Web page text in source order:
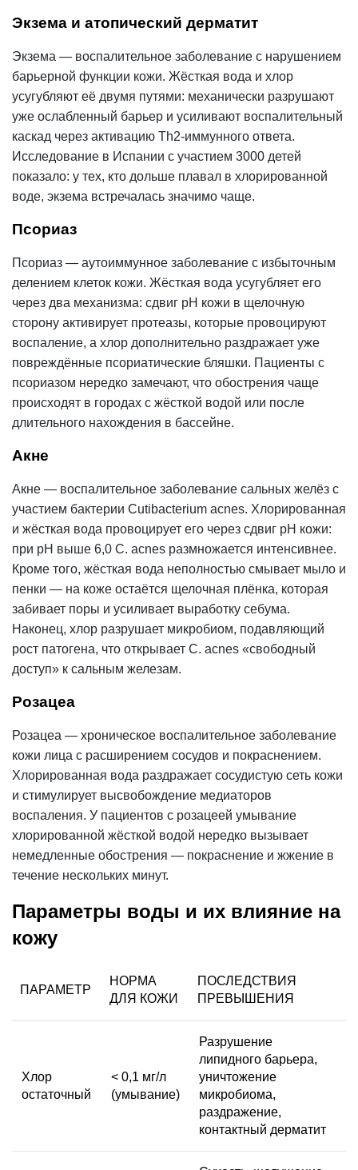
Экзема и атопический дерматит
Экзема — воспалительное заболевание с нарушением
барьерной функции кожи. Жёсткая вода и хлор
усугубляют её двумя путями: механически разрушают
уже ослабленный барьер и усиливают воспалительный
каскад через активацию Th2-иммунного ответа.
Исследование в Испании с участием 3000 детей
показало: у тех, кто дольше плавал в хлорированной
воде, экзема встречалась значимо чаще.
Псориаз
Псориаз — аутоиммунное заболевание с избыточным
делением клеток кожи. Жёсткая вода усугубляет его
через два механизма: сдвиг pH кожи в щелочную
сторону активирует протеазы, которые провоцируют
воспаление, а хлор дополнительно раздражает уже
повреждённые псориатические бляшки. Пациенты с
псориазом нередко замечают, что обострения чаще
происходят в городах с жёсткой водой или после
длительного нахождения в бассейне.
Акне
Акне — воспалительное заболевание сальных желёз с
участием бактерии Cutibacterium acnes. Хлорированная
и жёсткая вода провоцирует его через сдвиг pH кожи:
при pH выше 6,0 C. acnes размножается интенсивнее.
Кроме того, жёсткая вода неполностью смывает мыло и
пенки — на коже остаётся щелочная плёнка, которая
забивает поры и усиливает выработку себума.
Наконец, хлор разрушает микробиом, подавляющий
рост патогена, что открывает C. acnes «свободный
доступ» к сальным железам.
Розацеа
Розацеа — хроническое воспалительное заболевание
кожи лица с расширением сосудов и покраснением.
Хлорированная вода раздражает сосудистую сеть кожи
и стимулирует высвобождение медиаторов
воспаления. У пациентов с розацеей умывание
хлорированной жёсткой водой нередко вызывает
немедленные обострения — покраснение и жжение в
течение нескольких минут.
Параметры воды и их влияние на
кожу
ПАРАМЕТР
НОРМА
ДЛЯ КОЖИ
ПОСЛЕДСТВИЯ
ПРЕВЫШЕНИЯ
Хлор
остаточный
< 0,1 мг/л
(умывание)
Разрушение
липидного барьера,
уничтожение
микробиома,
раздражение,
контактный дерматит